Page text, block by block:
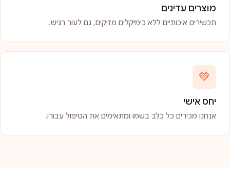
מוצרים עדינים
תכשירים איכותיים ללא כימיקלים מזיקים, גם לעור רגיש.
💚
יחס אישי
אנחנו מכירים כל כלב בשמו ומתאימים את הטיפול עבורו.